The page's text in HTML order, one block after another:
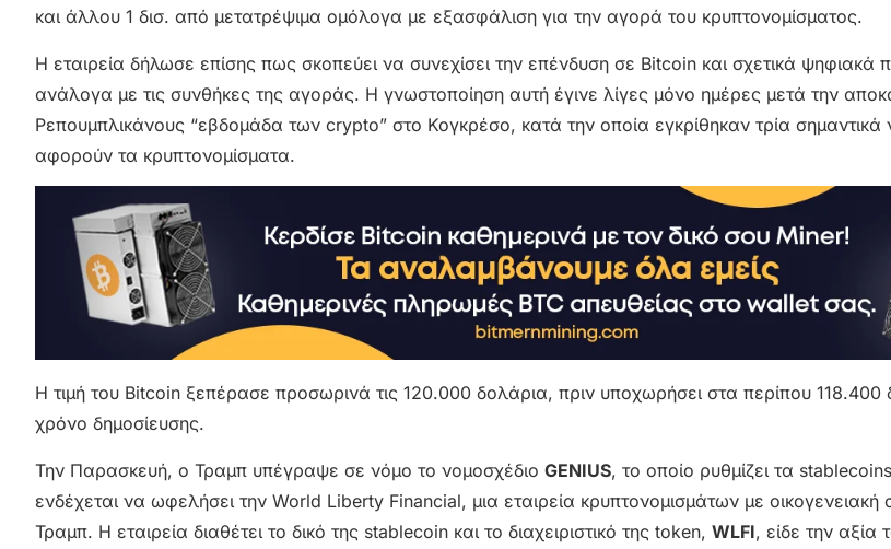
και άλλου 1 δισ. από μετατρέψιμα ομόλογα με εξασφάλιση για την αγορά του κρυπτονομίσματος.
Η εταιρεία δήλωσε επίσης πως σκοπεύει να συνεχίσει την επένδυση σε Bitcoin και σχετικά ψηφιακά
ανάλογα με τις συνθήκες της αγοράς. Η γνωστοποίηση αυτή έγινε λίγες μόνο ημέρες μετά την
Ρεπουμπλικάνους “εβδομάδα των crypto” στο Κογκρέσο, κατά την οποία εγκρίθηκαν τρία σημαντικά
αφορούν τα κρυπτονομίσματα.
Η τιμή του Bitcoin ξεπέρασε προσωρινά τις 120.000 δολάρια, πριν υποχωρήσει στα περίπου 118.400
χρόνο δημοσίευσης.
Την Παρασκευή, ο Τραμπ υπέγραψε σε νόμο το νομοσχέδιο GENIUS, το οποίο ρυθμίζει τα
ενδέχεται να ωφελήσει την World Liberty Financial, μια εταιρεία κρυπτονομισμάτων με οικογενειακή
Τραμπ. Η εταιρεία διαθέτει το δικό της stablecoin και το διαχειριστικό της token, WLFI, είδε την αξία